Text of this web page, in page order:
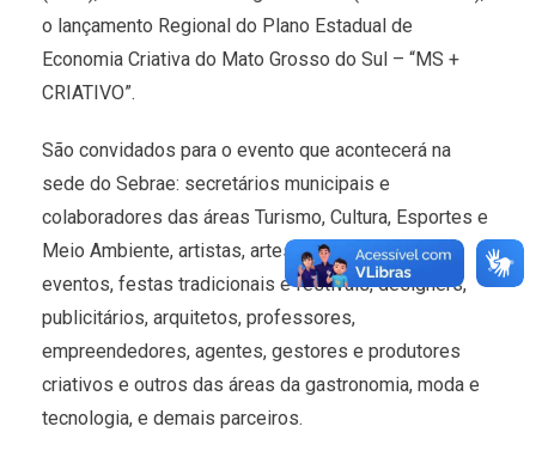
o lançamento Regional do Plano Estadual de
Economia Criativa do Mato Grosso do Sul – “MS +
CRIATIVO”.
São convidados para o evento que acontecerá na
sede do Sebrae: secretários municipais e
colaboradores das áreas Turismo, Cultura, Esportes e
Meio Ambiente, artistas, artesãos, realizadores de
eventos, festas tradicionais e festivais, designers,
publicitários, arquitetos, professores,
empreendedores, agentes, gestores e produtores
criativos e outros das áreas da gastronomia, moda e
tecnologia, e demais parceiros.